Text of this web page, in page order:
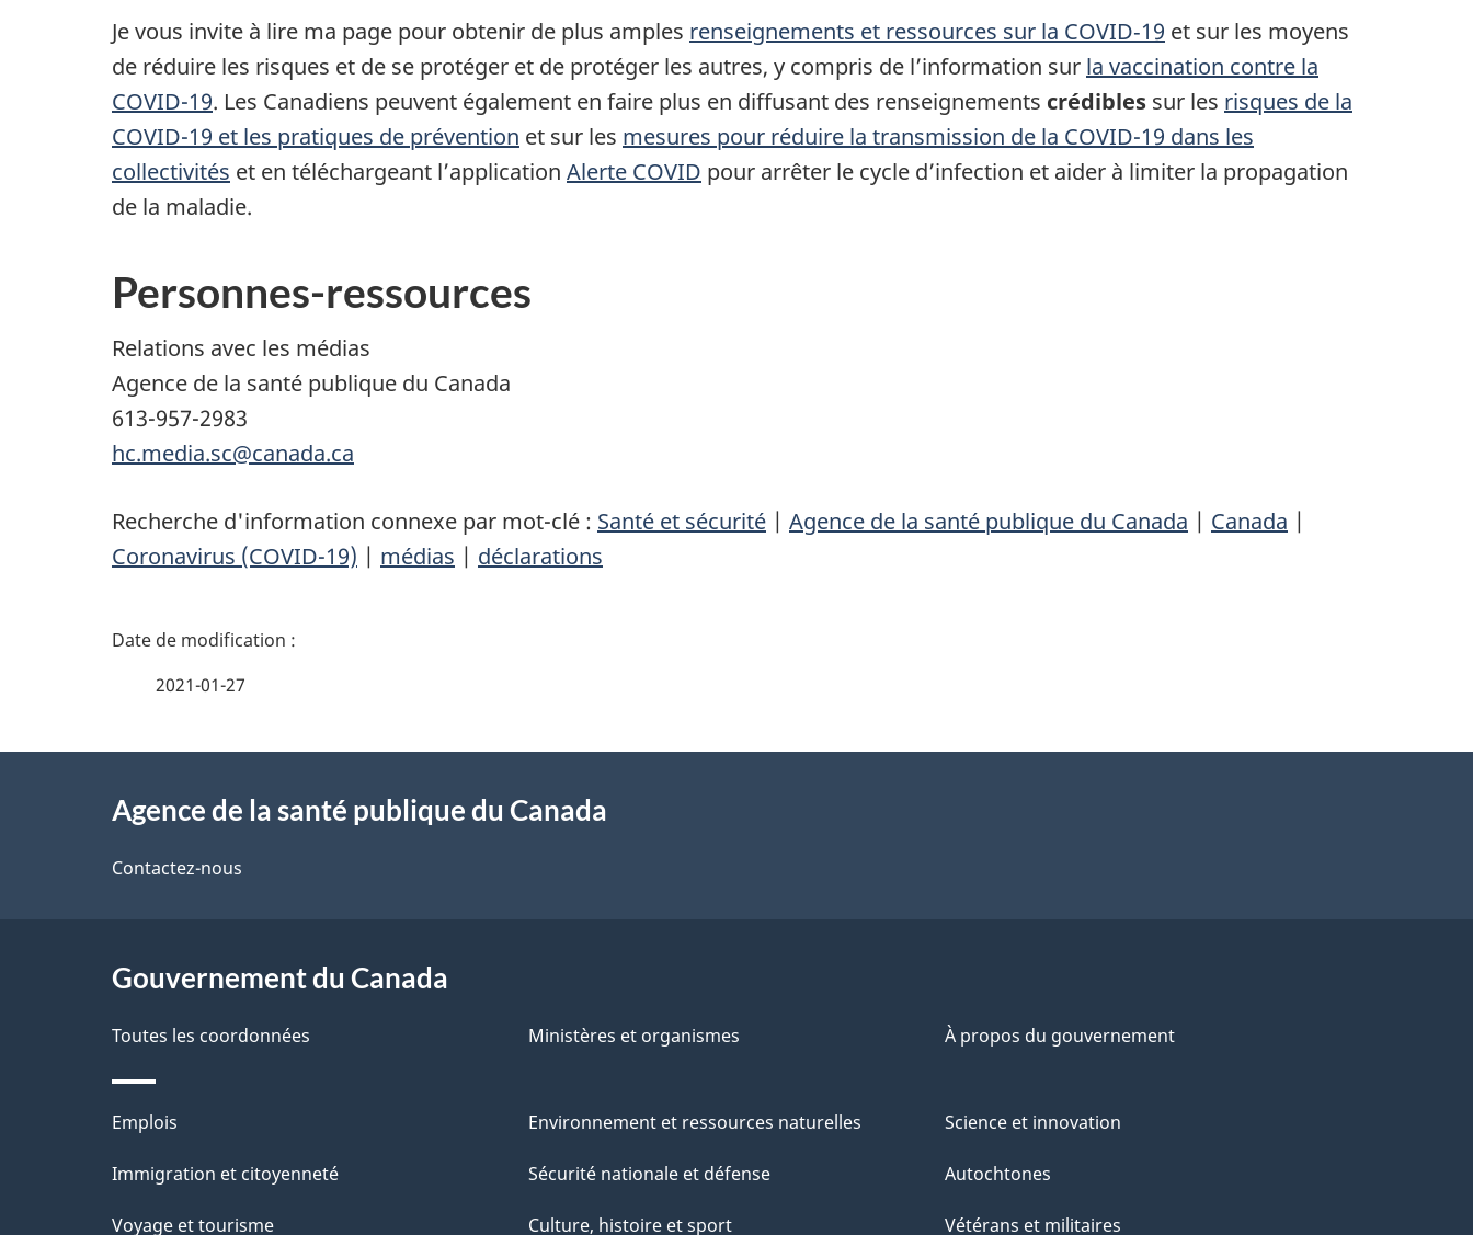
Je vous invite à lire ma page pour obtenir de plus amples renseignements et ressources sur la COVID‑19 et sur les moyens
de réduire les risques et de se protéger et de protéger les autres, y compris de l’information sur la vaccination contre la
COVID-19. Les Canadiens peuvent également en faire plus en diffusant des renseignements crédibles sur les risques de la
COVID-19 et les pratiques de prévention et sur les mesures pour réduire la transmission de la COVID-19 dans les
collectivités et en téléchargeant l’application Alerte COVID pour arrêter le cycle d’infection et aider à limiter la propagation
de la maladie.
Personnes-ressources
Relations avec les médias
Agence de la santé publique du Canada
613-957-2983
hc.media.sc@canada.ca
Recherche d'information connexe par mot-clé : Santé et sécurité | Agence de la santé publique du Canada | Canada |
Coronavirus (COVID-19) | médias | déclarations
D
a
l
d
e
l
2021-01-27
proposAgence de la santé publique du Canada
Contactez-nous
Gouvernement du Canada
Toutes les coordonnées Ministères et organismes À propos du gouvernement
Thèmes
et
Emplois
Immigration et citoyenneté
Voyage et tourisme
Environnement et ressources naturelles
Sécurité nationale et défense
Culture, histoire et sport
Science et innovation
Autochtones
Vétérans et militaires